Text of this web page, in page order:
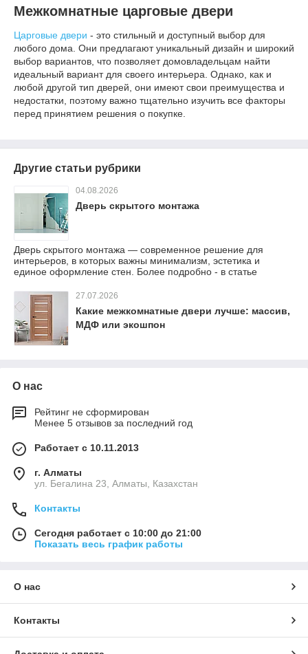
Межкомнатные царговые двери
Царговые двери - это стильный и доступный выбор для
любого дома. Они предлагают уникальный дизайн и широкий
выбор вариантов, что позволяет домовладельцам найти
идеальный вариант для своего интерьера. Однако, как и
любой другой тип дверей, они имеют свои преимущества и
недостатки, поэтому важно тщательно изучить все факторы
перед принятием решения о покупке.
Другие статьи рубрики
04.08.2026
Дверь скрытого монтажа
Дверь скрытого монтажа — современное решение для
интерьеров, в которых важны минимализм, эстетика и
единое оформление стен. Более подробно - в статье
27.07.2026
Какие межкомнатные двери лучше: массив,
МДФ или экошпон
О нас
Рейтинг не сформирован
Менее 5 отзывов за последний год
Работает с 10.11.2013
г. Алматы
ул. Бегалина 23, Алматы, Казахстан
Контакты
Сегодня работает с 10:00 до 21:00
Показать весь график работы
О нас
Контакты